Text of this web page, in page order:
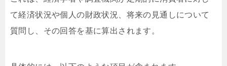
て経済状況や個人の財政状況、将来の見通しについて
質問し、その回答を基に算出されます。